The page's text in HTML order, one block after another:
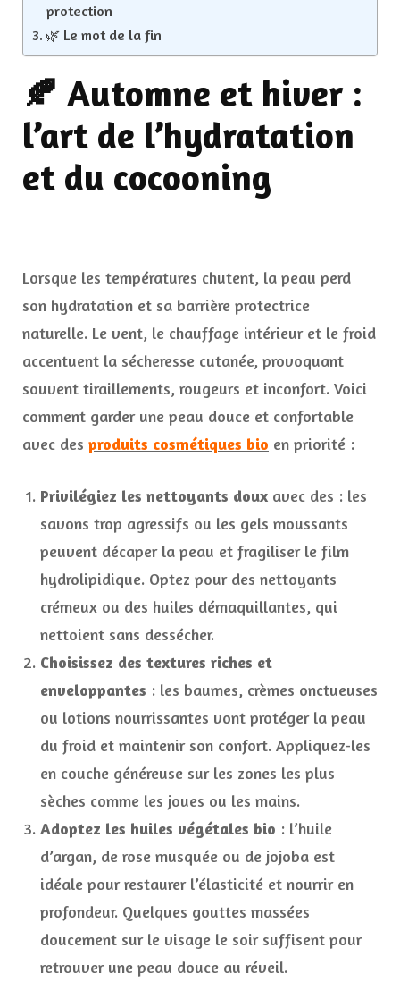
protection
🌿 Le mot de la fin
🍂 Automne et hiver :
l’art de l’hydratation
et du cocooning
Lorsque les températures chutent, la peau perd
son hydratation et sa barrière protectrice
naturelle. Le vent, le chauffage intérieur et le froid
accentuent la sécheresse cutanée, provoquant
souvent tiraillements, rougeurs et inconfort. Voici
comment garder une peau douce et confortable
avec des produits cosmétiques bio en priorité :
Privilégiez les nettoyants doux avec des : les
savons trop agressifs ou les gels moussants
peuvent décaper la peau et fragiliser le film
hydrolipidique. Optez pour des nettoyants
crémeux ou des huiles démaquillantes, qui
nettoient sans dessécher.
Choisissez des textures riches et
enveloppantes : les baumes, crèmes onctueuses
ou lotions nourrissantes vont protéger la peau
du froid et maintenir son confort. Appliquez-les
en couche généreuse sur les zones les plus
sèches comme les joues ou les mains.
Adoptez les huiles végétales bio : l’huile
d’argan, de rose musquée ou de jojoba est
idéale pour restaurer l’élasticité et nourrir en
profondeur. Quelques gouttes massées
doucement sur le visage le soir suffisent pour
retrouver une peau douce au réveil.